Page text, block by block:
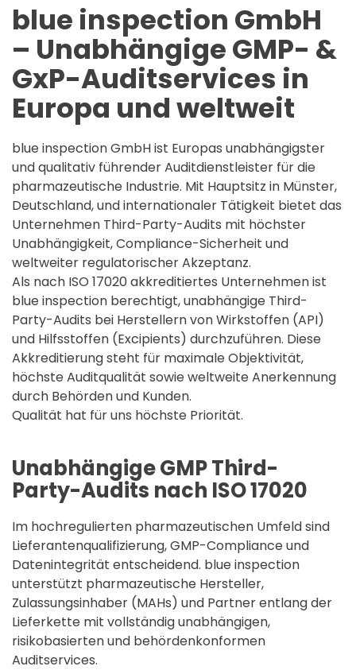
blue inspection GmbH
– Unabhängige GMP- &
GxP-Auditservices in
Europa und weltweit
blue inspection GmbH ist Europas unabhängigster
und qualitativ führender Auditdienstleister für die
pharmazeutische Industrie. Mit Hauptsitz in Münster,
Deutschland, und internationaler Tätigkeit bietet das
Unternehmen Third-Party-Audits mit höchster
Unabhängigkeit, Compliance-Sicherheit und
weltweiter regulatorischer Akzeptanz.
Als nach ISO 17020 akkreditiertes Unternehmen ist
blue inspection berechtigt, unabhängige Third-
Party-Audits bei Herstellern von Wirkstoffen (API)
und Hilfsstoffen (Excipients) durchzuführen. Diese
Akkreditierung steht für maximale Objektivität,
höchste Auditqualität sowie weltweite Anerkennung
durch Behörden und Kunden.
Qualität hat für uns höchste Priorität.
Unabhängige GMP Third-
Party-Audits nach ISO 17020
Im hochregulierten pharmazeutischen Umfeld sind
Lieferantenqualifizierung, GMP-Compliance und
Datenintegrität entscheidend. blue inspection
unterstützt pharmazeutische Hersteller,
Zulassungsinhaber (MAHs) und Partner entlang der
Lieferkette mit vollständig unabhängigen,
risikobasierten und behördenkonformen
Auditservices.